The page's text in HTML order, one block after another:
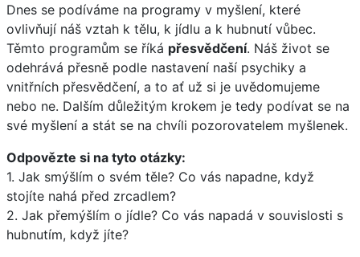
Dnes se podíváme na programy v myšlení, které
ovlivňují náš vztah k tělu, k jídlu a k hubnutí vůbec.
Těmto programům se říká přesvědčení. Náš život se
odehrává přesně podle nastavení naší psychiky a
vnitřních přesvědčení, a to ať už si je uvědomujeme
nebo ne. Dalším důležitým krokem je tedy podívat se na
své myšlení a stát se na chvíli pozorovatelem myšlenek.
Odpovězte si na tyto otázky:
1. Jak smýšlím o svém těle? Co vás napadne, když
stojíte nahá před zrcadlem?
2. Jak přemýšlím o jídle? Co vás napadá v souvislosti s
hubnutím, když jíte?